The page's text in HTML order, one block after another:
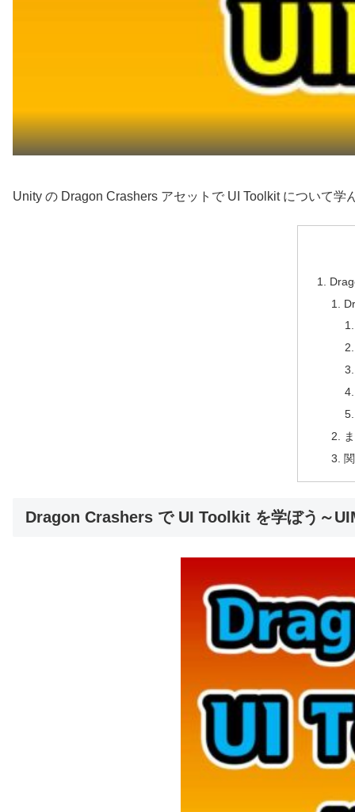
Unity の Dragon Crashers アセットで UI Toolkit について学
Dragon Crashers で UI Toolkit を学ぼう～